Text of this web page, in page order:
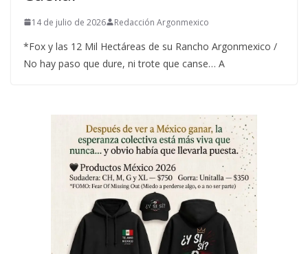
14 de julio de 2026 Redacción Argonmexico
*Fox y las 12 Mil Hectáreas de su Rancho Argonmexico /
No hay paso que dure, ni trote que canse… A